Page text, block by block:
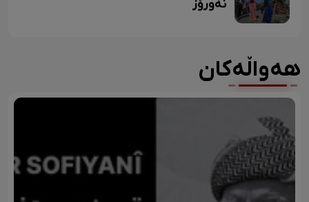
نەورۆز
هەواڵەکان